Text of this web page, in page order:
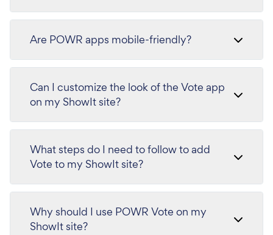
Are POWR apps mobile-friendly?
Can I customize the look of the Vote app
on my ShowIt site?
What steps do I need to follow to add
Vote to my ShowIt site?
Why should I use POWR Vote on my
ShowIt site?